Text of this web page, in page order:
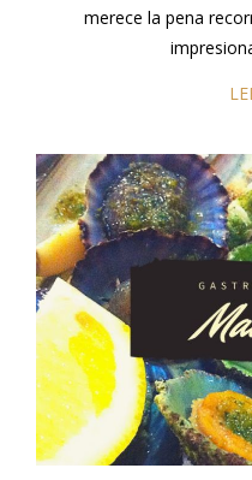
merece la pena